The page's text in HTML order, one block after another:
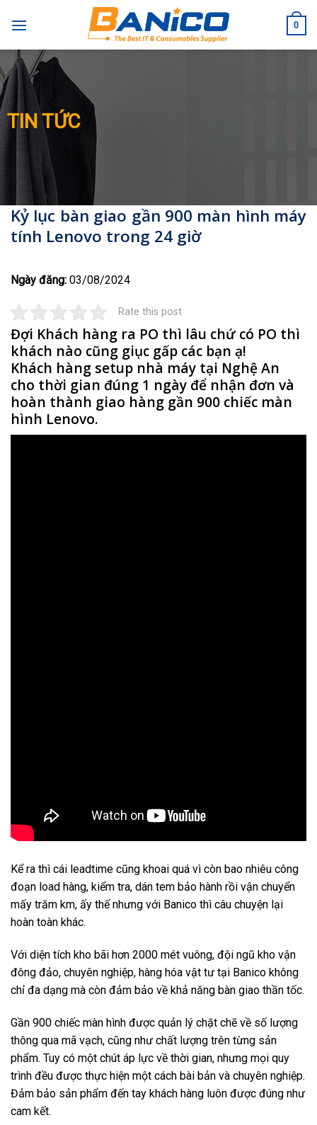
0
TIN TỨC
Kỷ lục bàn giao gần 900 màn hình máy
tính Lenovo trong 24 giờ
Ngày đăng: 03/08/2024
Rate this post
Đợi Khách hàng ra PO thì lâu chứ có PO thì
khách nào cũng giục gấp các bạn ạ!
Khách hàng setup nhà máy tại Nghệ An
cho thời gian đúng 1 ngày để nhận đơn và
hoàn thành giao hàng gần 900 chiếc màn
hình Lenovo.
Kể ra thì cái leadtime cũng khoai quá vì còn bao nhiêu công
đoạn load hàng, kiểm tra, dán tem bảo hành rồi vận chuyển
mấy trăm km, ấy thế nhưng với Banico thì câu chuyện lại
hoàn toàn khác.
Với diện tích kho bãi hơn 2000 mét vuông, đội ngũ kho vận
đông đảo, chuyên nghiệp, hàng hóa vật tư tại Banico không
chỉ đa dạng mà còn đảm bảo về khả năng bàn giao thần tốc.
Gần 900 chiếc màn hình được quản lý chặt chẽ về số lượng
thông qua mã vạch, cũng như chất lượng trên từng sản
phẩm. Tuy có một chút áp lực về thời gian, nhưng mọi quy
trình đều được thực hiện một cách bài bản và chuyên nghiệp.
Đảm bảo sản phẩm đến tay khách hàng luôn được đúng như
cam kết.